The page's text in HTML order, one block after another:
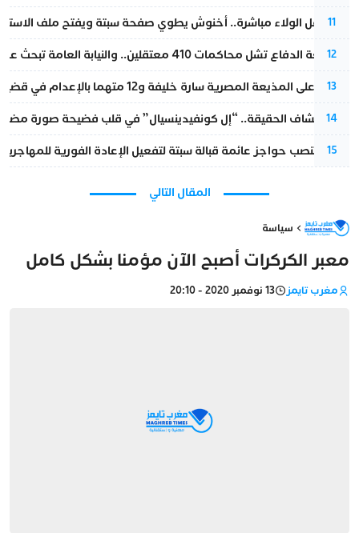
11
بعد حفل الولاء مباشرة.. أخنوش يطوي صفحة سبتة ويفتح ملف
12
مقاطعة الدفاع تشل محاكمات 410 معتقلين.. والنيابة العامة تبحث عن حل قانوني
13
الحكم على المذيعة المصرية سارة خليفة و12 متهما بالإعدام في قضية هزت بلاد الفراعنة
14
بعد انكشاف الحقيقة.. “إل كونفيدينسيال” في قلب فضيحة صورة
15
إسبانيا تنصب حواجز عائمة قبالة سبتة لتفعيل الإعادة الفورية للمهاجرين
المقال التالي
سياسة
معبر الكركرات أصبح الآن مؤمنا بشكل كامل
مغرب تايمز 13 نوفمبر 2020 - 20:10